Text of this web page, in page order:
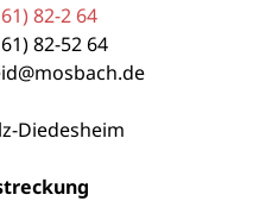
61) 82-2 64
61) 82-5264
Diedesheim